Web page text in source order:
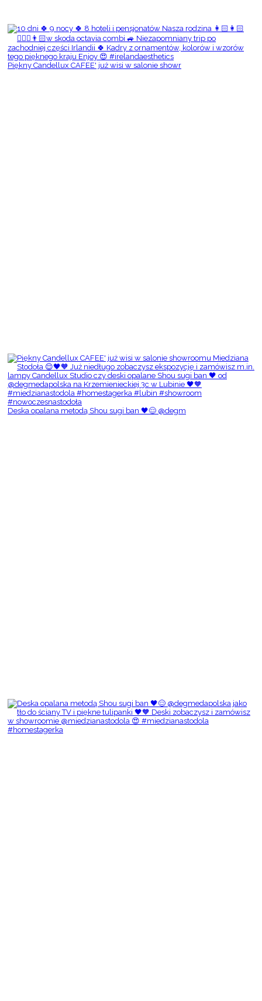
Piękny Candellux CAFEE' już wisi w salonie showr
Deska opalana metodą Shou sugi ban 🖤😌 @degm